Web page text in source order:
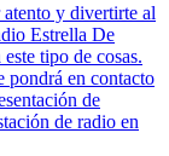
atento y divertirte al
Estrella De
tipo de cosas.
pondrá en contacto
de
de radio en